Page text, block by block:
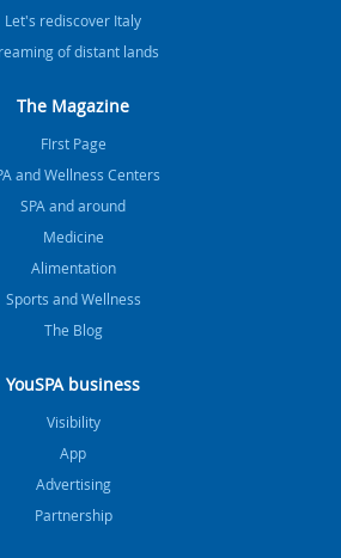
Let's rediscover Italy
of distant lands
The Magazine
FIrst Page
and Wellness Centers
SPA and around
Medicine
Alimentation
Sports and Wellness
The Blog
YouSPA business
Visibility
App
Advertising
Partnership